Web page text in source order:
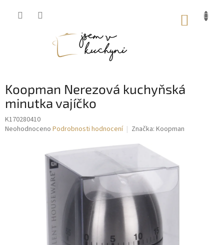
Koopman Nerezová kuchyňská
minutka vajíčko
K170280410
Průměrné
Neohodnoceno Podrobnosti hodnocení Značka: Koopman